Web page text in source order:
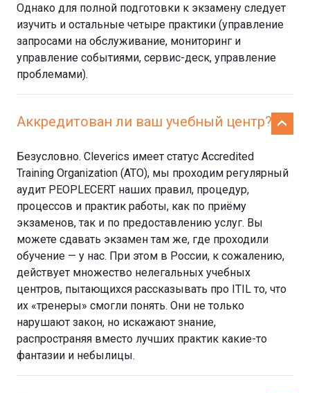
Однако для полной подготовки к экзамену следует
изучить и остальные четыре практики (управление
запросами на обслуживание, мониторинг и
управление событиями, сервис-деск, управление
проблемами).
Аккредитован ли ваш учебный центр?
Безусловно. Cleverics имеет статус Accredited
Training Organization (ATO), мы проходим регулярный
аудит PEOPLECERT наших правил, процедур,
процессов и практик работы, как по приёму
экзаменов, так и по предоставлению услуг. Вы
можете сдавать экзамен там же, где проходили
обучение — у нас. При этом в России, к сожалению,
действует множество нелегальных учебных
центров, пытающихся рассказывать про ITIL то, что
их «тренеры» смогли понять. Они не только
нарушают закон, но искажают знание,
распространяя вместо лучших практик какие-то
фантазии и небылицы.